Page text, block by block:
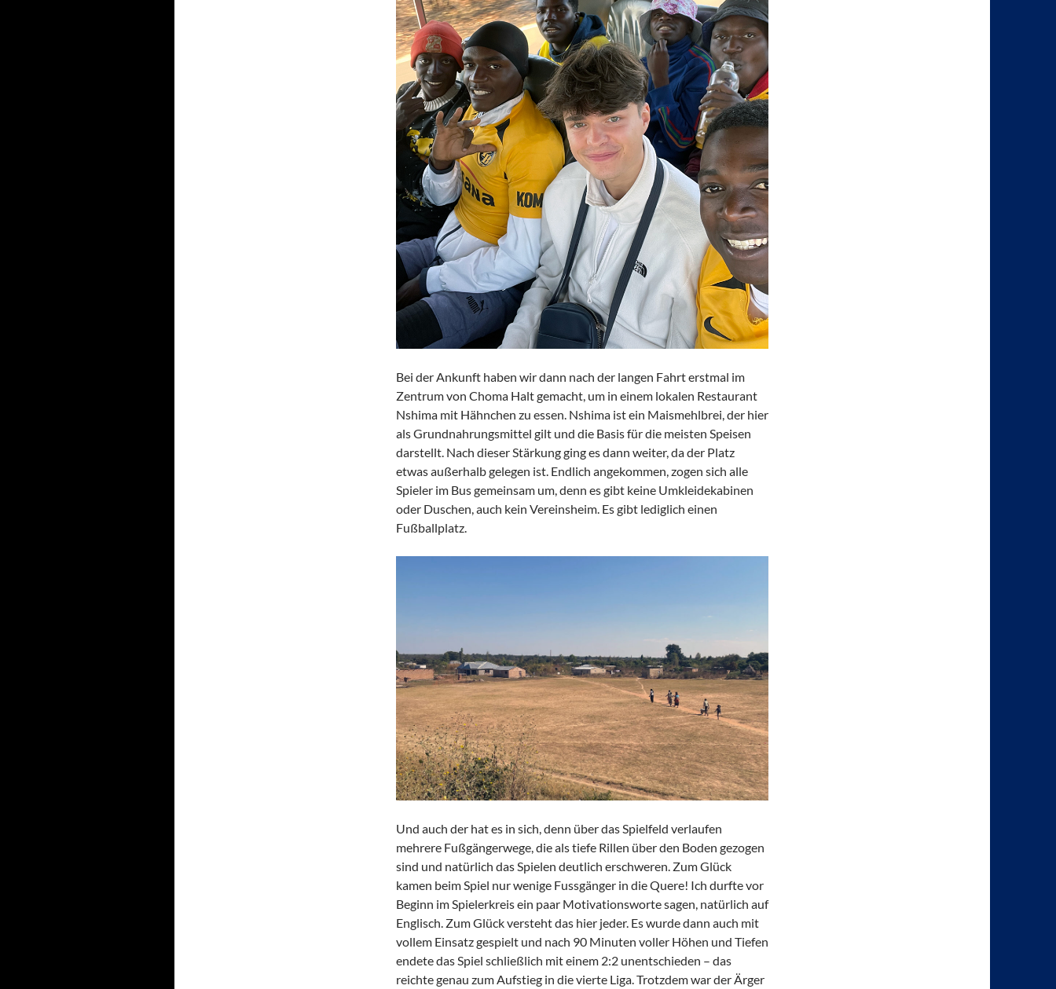
Bei der Ankunft haben wir dann nach der langen Fahrt erstmal im
Zentrum von Choma Halt gemacht, um in einem lokalen Restaurant
Nshima mit Hähnchen zu essen. Nshima ist ein Maismehlbrei, der hier
als Grundnahrungsmittel gilt und die Basis für die meisten Speisen
darstellt. Nach dieser Stärkung ging es dann weiter, da der Platz
etwas außerhalb gelegen ist. Endlich angekommen, zogen sich alle
Spieler im Bus gemeinsam um, denn es gibt keine Umkleidekabinen
oder Duschen, auch kein Vereinsheim. Es gibt lediglich einen
Fußballplatz.
Und auch der hat es in sich, denn über das Spielfeld verlaufen
mehrere Fußgängerwege, die als tiefe Rillen über den Boden gezogen
sind und natürlich das Spielen deutlich erschweren. Zum Glück
kamen beim Spiel nur wenige Fussgänger in die Quere! Ich durfte vor
Beginn im Spielerkreis ein paar Motivationsworte sagen, natürlich auf
Englisch. Zum Glück versteht das hier jeder. Es wurde dann auch mit
vollem Einsatz gespielt und nach 90 Minuten voller Höhen und Tiefen
endete das Spiel schließlich mit einem 2:2 unentschieden – das
reichte genau zum Aufstieg in die vierte Liga. Trotzdem war der Ärger